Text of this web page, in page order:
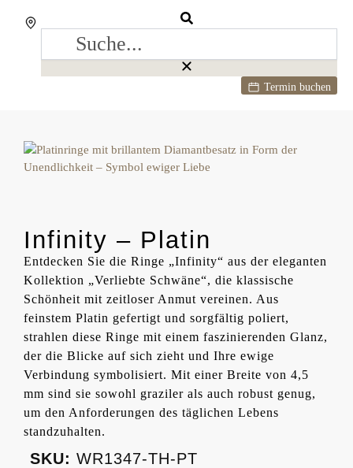
Termin buchen
Infinity – Platin
Entdecken Sie die Ringe „Infinity“ aus der eleganten
Kollektion „Verliebte Schwäne“, die klassische
Schönheit mit zeitloser Anmut vereinen. Aus
feinstem Platin gefertigt und sorgfältig poliert,
strahlen diese Ringe mit einem faszinierenden Glanz,
der die Blicke auf sich zieht und Ihre ewige
Verbindung symbolisiert. Mit einer Breite von 4,5
mm sind sie sowohl graziler als auch robust genug,
um den Anforderungen des täglichen Lebens
standzuhalten.
SKU: WR1347-TH-PT